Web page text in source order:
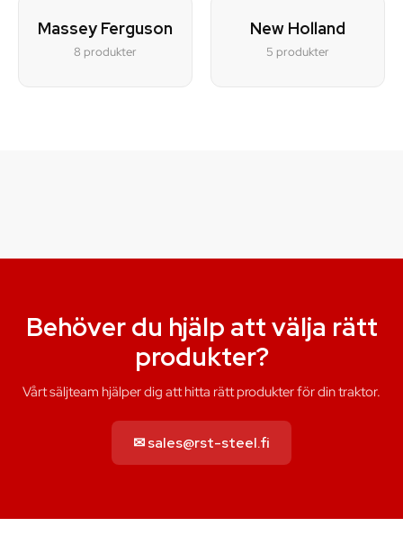
Massey Ferguson
8 produkter
New Holland
5 produkter
Behöver du hjälp att välja rätt
produkter?
Vårt säljteam hjälper dig att hitta rätt produkter för din traktor.
✉ sales@rst-steel.fi